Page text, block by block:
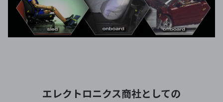
エレクトロニクス商社としての